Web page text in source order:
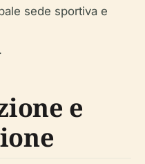
sede sportiva e
e